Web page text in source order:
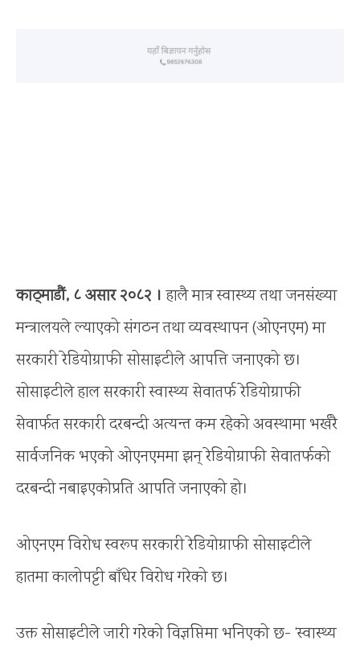
काठ्माडौं, ८ असार २०८२ । हालै मात्र स्वास्थ्य तथा जनसंख्या
मन्त्रालयले ल्याएको संगठन तथा व्यवस्थापन (ओएनएम) मा
सरकारी रेडियोग्राफी सोसाइटीले आपत्ति जनाएको छ।
सोसाइटीले हाल सरकारी स्वास्थ्य सेवातर्फ रेडियोग्राफी
सेवार्फत सरकारी दरबन्दी अत्यन्त कम रहेको अवस्थामा भर्खरै
सार्वजनिक भएको ओएनएममा झन् रेडियोग्राफी सेवातर्फको
दरबन्दी नबाइएकोप्रति आपति जनाएको हो।
ओएनएम विरोध स्वरूप सरकारी रेडियोग्राफी सोसाइटीले
हातमा कालोपट्टी बाँधेर विरोध गरेको छ।
उक्त सोसाइटीले जारी गरेको विज्ञप्तिमा भनिएको छ- ‘स्वास्थ्य